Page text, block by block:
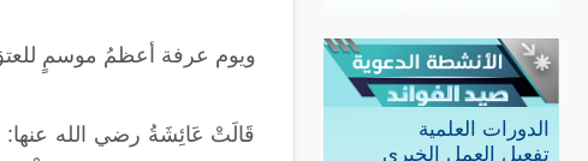
الدورات العلمية
تفعيل العمل الخيري
ويوم عرفة أعظمُ موسمٍ
قَالَتْ عَائِشَةُ رضي الله